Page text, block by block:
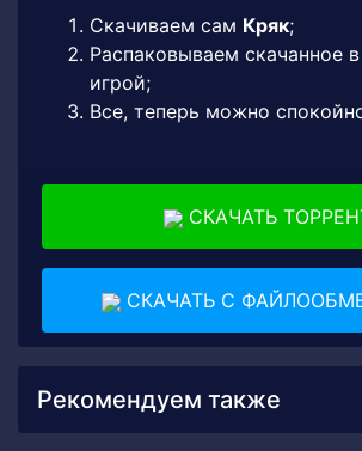
Скачиваем сам Кряк;
Распаковываем скачанное
игрой;
Все, теперь можно
СКАЧАТЬ
СКАЧАТЬ С
Рекомендуем также